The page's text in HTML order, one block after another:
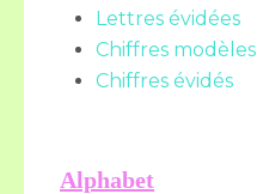
Lettres évidées
Chiffres modèles
Chiffres évidés
Alphabet